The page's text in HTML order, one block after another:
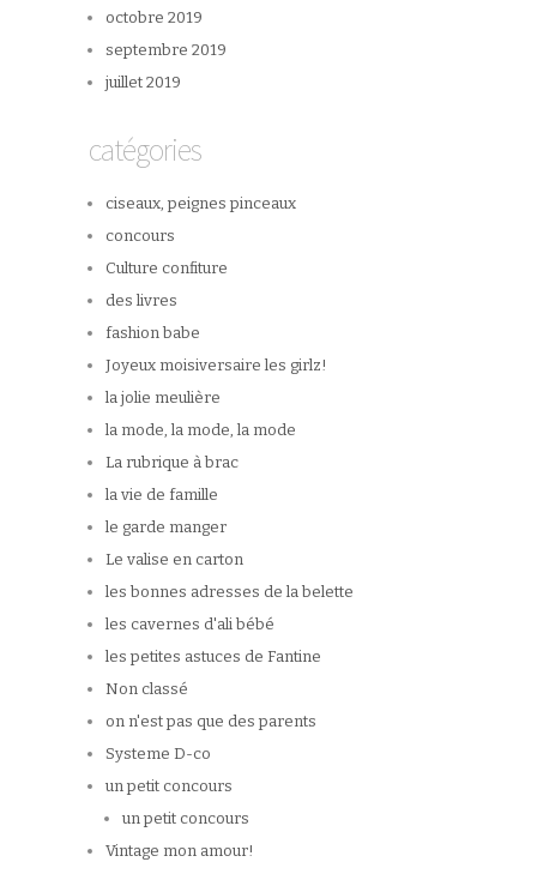
octobre 2019
septembre 2019
juillet 2019
catégories
ciseaux, peignes pinceaux
concours
Culture confiture
des livres
fashion babe
Joyeux moisiversaire les girlz!
la jolie meulière
la mode, la mode, la mode
La rubrique à brac
la vie de famille
le garde manger
Le valise en carton
les bonnes adresses de la belette
les cavernes d'ali bébé
les petites astuces de Fantine
Non classé
on n'est pas que des parents
Systeme D-co
un petit concours
un petit concours
Vintage mon amour!